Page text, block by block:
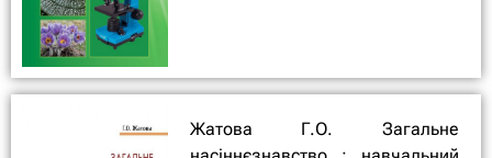
Жатова Г.О. Загальне